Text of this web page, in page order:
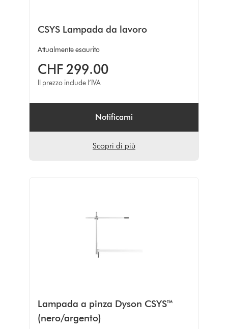
CSYS Lampada da lavoro
Attualmente esaurito
CHF 299.00
Il prezzo include l’IVA
Notificami
Scopri di più
Lampada a pinza Dyson CSYS™
(nero/argento)